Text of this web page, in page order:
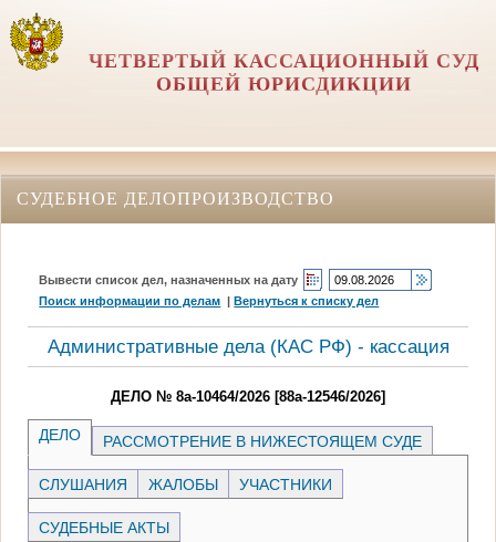
ЧЕТВЕРТЫЙ КАССАЦИОННЫЙ СУД
ОБЩЕЙ ЮРИСДИКЦИИ
СУДЕБНОЕ ДЕЛОПРОИЗВОДСТВО
Вывести список дел, назначенных на дату
Поиск информации по делам |Вернуться к списку дел
Административные дела (КАC РФ) - кассация
ДЕЛО № 8а-10464/2026 [88а-12546/2026]
ДЕЛО РАССМОТРЕНИЕ В НИЖЕСТОЯЩЕМ СУДЕ
СЛУШАНИЯ ЖАЛОБЫ УЧАСТНИКИ
СУДЕБНЫЕ АКТЫ